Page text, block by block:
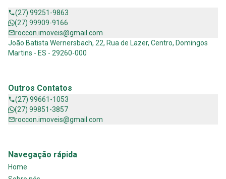
(27) 99251-9863
(27) 99909-9166
roccon.imoveis@gmail.com
João Batista Wernersbach, 22, Rua de Lazer, Centro, Domingos
Martins - ES - 29260-000
Outros Contatos
(27) 99661-1053
(27) 99851-3857
roccon.imoveis@gmail.com
Navegação rápida
Home